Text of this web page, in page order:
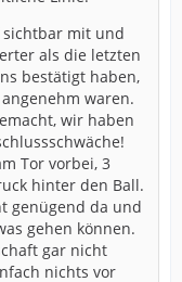
sichtbar mit und
als die letzten
bestätigt haben,
waren.
wir haben
Tor vorbei, 3
hinter den Ball.
genügend da und
gehen können.
gar nicht
nichts vor